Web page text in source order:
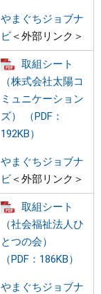
やまぐちジョブナ
ビ＜外部リンク＞
取組シート
（株式会社太陽コ
ミュニケーション
ズ） （PDF：
192KB）
やまぐちジョブナ
ビ＜外部リンク＞
取組シート
（社会福祉法人ひ
とつの会）
（PDF：186KB）
やまぐちジョブナ